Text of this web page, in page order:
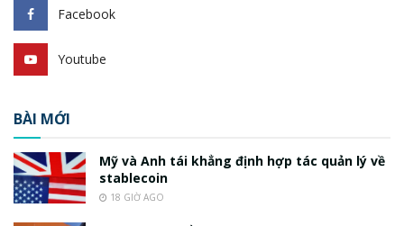
Facebook
Youtube
BÀI MỚI
Mỹ và Anh tái khẳng định hợp tác quản lý về
stablecoin
18 GIỜ AGO